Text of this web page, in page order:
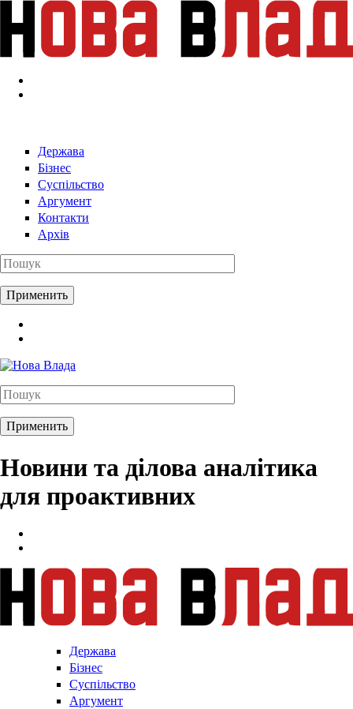
Перейти к основному содержанию
Держава
Бізнес
Суспільство
Аргумент
Контакти
Архів
Новини та ділова аналітика
для проактивних
Держава
Бізнес
Суспільство
Аргумент